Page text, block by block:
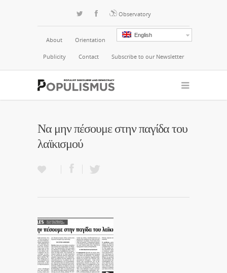
Observatory
English
About Orientation
Publicity Contact Subscribe to our Newsletter
Να μην πέσουμε στην παγίδα του
λαϊκισμού